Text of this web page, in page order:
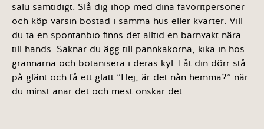
salu samtidigt. Slå dig ihop med dina favoritpersoner
och köp varsin bostad i samma hus eller kvarter. Vill
du ta en spontanbio finns det alltid en barnvakt nära
till hands. Saknar du ägg till pannkakorna, kika in hos
grannarna och botanisera i deras kyl. Låt din dörr stå
på glänt och få ett glatt ”Hej, är det nån hemma?” när
du minst anar det och mest önskar det.